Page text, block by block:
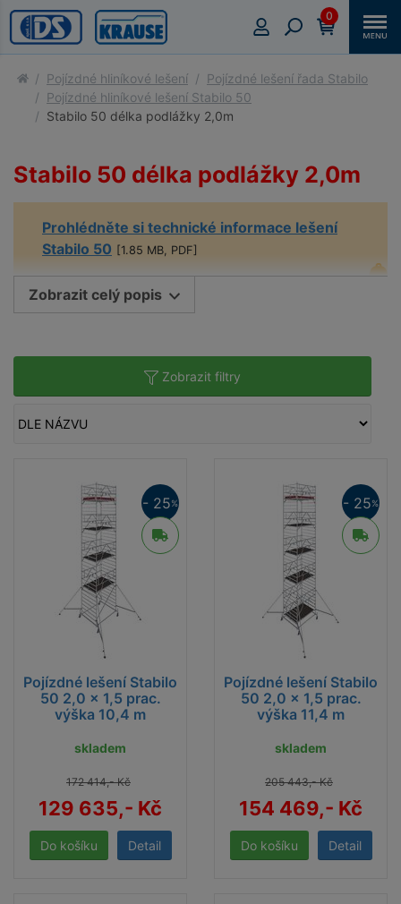
0
Pojízdné hliníkové lešení
Pojízdné lešení řada Stabilo
Pojízdné hliníkové lešení Stabilo 50
Stabilo 50 délka podlážky 2,0m
Stabilo 50 délka podlážky 2,0m
Prohlédněte si technické informace lešení
Stabilo 50 [1.85 MB, PDF]
Zobrazit celý popis
Zobrazit filtry
Pojízdné lešení Stabilo
50 2,0 x 1,5 prac.
výška 10,4 m
skladem
172 414,- Kč
129 635,- Kč
Detail
- 25%
Pojízdné lešení Stabilo
50 2,0 x 1,5 prac.
výška 11,4 m
skladem
205 443,- Kč
154 469,- Kč
Detail
- 25%